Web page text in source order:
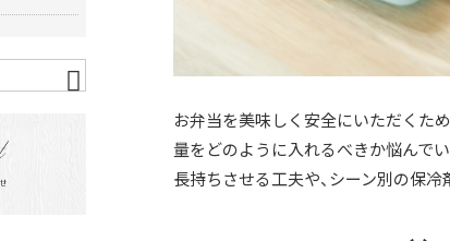
お弁当を美味しく安全にいただくた
量をどのように入れるべきか悩んで
長持ちさせる工夫や、シーン別の保